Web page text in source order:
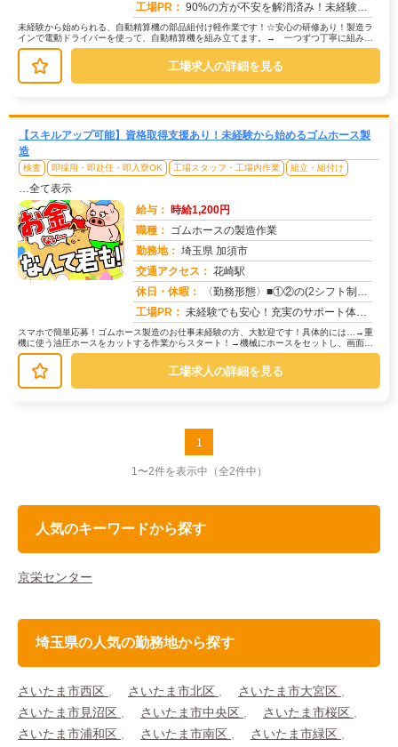
工場PR： 90%の方が不安を解消済み！未経験でも安心の環境です。☆赴任費は会社が支給！☆初期費用0円！敷金礼金、鍵交換代、仲...
未経験から始められる、自動精算機の部品組付け軽作業です！☆安心の研修あり！製造ラ
インで電動ドライバーを使って、自動精算機を組み立てます。→ 一つずつ丁寧に組み立
てて、隣の人に渡すだけなので、難し...
工場求人の詳細を見る
【スキルアップ可能】資格取得支援あり！未経験から始めるゴムホース製
造
検査 即採用・即赴任・即入寮OK 工場スタッフ・工場内作業 組立・組付け
…全て表示
給与： 時給1,200円
職種： ゴムホースの製造作業
勤務地： 埼玉県 加須市
交通アクセス： 花崎駅
休日・休暇：
〈勤務形態〉■①②の(2シフト制）交替制■①②③の３交替制〈休日〉土日祝★GW★夏季休暇★年末年始
工場PR： 未経験でも安心！充実のサポート体制で新しい一歩を踏み出せます！→ 専属担当スタッフが就業まで徹底サポート！不安や悩...
スマホで簡単応募！ゴムホース製造のお仕事未経験の方、大歓迎です！具体的には…→重
機に使う油圧ホースをカットする作業からスタート！→機械にホースをセットし、画面の
指示に従って操作します。→金具を取...
工場求人の詳細を見る
1
1〜2件を表示中 （全2件中）
人気のキーワードから探す
京栄センター
埼玉県の人気の勤務地から探す
さいたま市西区 さいたま市北区
さいたま市大宮区
さいたま市見沼区
さいたま市中央区
さいたま市桜区
さいたま市浦和区
さいたま市南区
さいたま市緑区